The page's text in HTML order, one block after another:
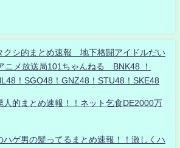
シ的まとめ速報 地下格闘アイドルだい
メ放送局101ちゃんねる BNK48 ！
！SGO48！GNZ48！STU48！SKE48
人的まとめ速報！！ネット乞食DE2000万
ハゲ男の髪ってるまとめ速報！！激しくハ